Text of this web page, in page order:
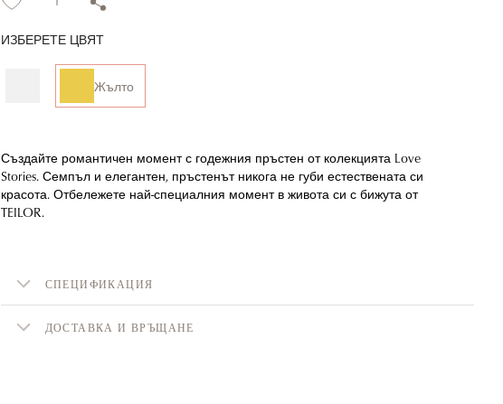
ИЗБЕРЕТЕ ЦВЯТ
Жълто
Създайте романтичен момент с годежния пръстен от колекцията Love
Stories. Семпъл и елегантен, пръстенът никога не губи естествената си
красота. Отбележете най-специалния момент в живота си с бижута от
TEILOR.
СПЕЦИФИКАЦИЯ
ДОСТАВКА И ВРЪЩАНЕ